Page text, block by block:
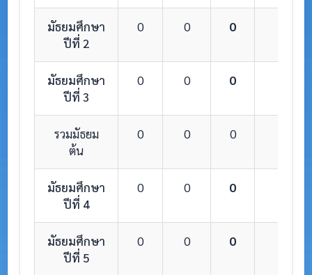
มัธยมศึกษา
ปีที่ 2
0 0 0
มัธยมศึกษา
ปีที่ 3
0 0 0
รวมมัธยม
ต้น
0 0 0
มัธยมศึกษา
ปีที่ 4
0 0 0
มัธยมศึกษา
ปีที่ 5
0 0 0